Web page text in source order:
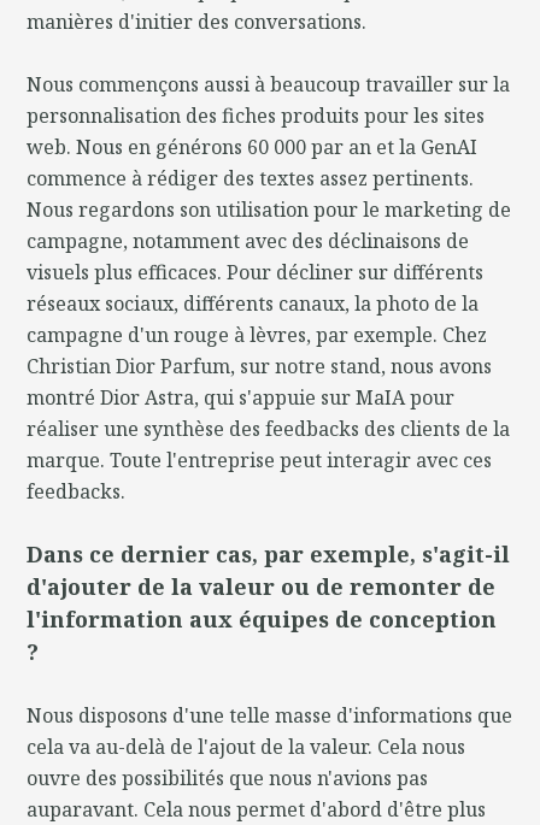
manières d'initier des conversations.
Nous commençons aussi à beaucoup travailler sur la
personnalisation des fiches produits pour les sites
web. Nous en générons 60 000 par an et la GenAI
commence à rédiger des textes assez pertinents.
Nous regardons son utilisation pour le marketing de
campagne, notamment avec des déclinaisons de
visuels plus efficaces. Pour décliner sur différents
réseaux sociaux, différents canaux, la photo de la
campagne d'un rouge à lèvres, par exemple. Chez
Christian Dior Parfum, sur notre stand, nous avons
montré Dior Astra, qui s'appuie sur MaIA pour
réaliser une synthèse des feedbacks des clients de la
marque. Toute l'entreprise peut interagir avec ces
feedbacks.
Dans ce dernier cas, par exemple, s'agit-il
d'ajouter de la valeur ou de remonter de
l'information aux équipes de conception
?
Nous disposons d'une telle masse d'informations que
cela va au-delà de l'ajout de la valeur. Cela nous
ouvre des possibilités que nous n'avions pas
auparavant. Cela nous permet d'abord d'être plus